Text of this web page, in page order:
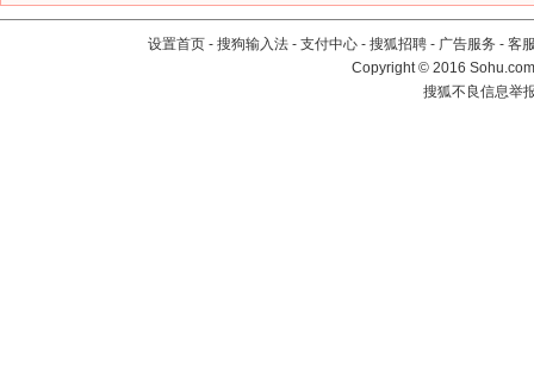
设置首页 - 搜狗输入法 - 支付中心 - 搜狐招聘 - 广告服务 - 客
Copyright©2016
搜狐不良信息举